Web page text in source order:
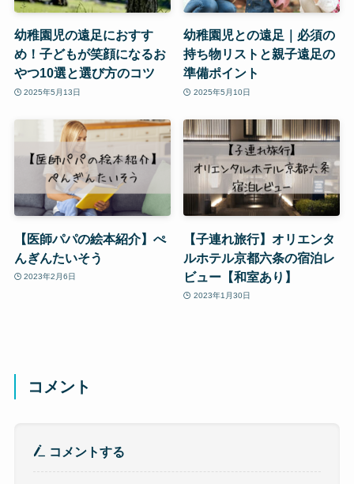
幼稚園児の遠足におすす
め！子どもが笑顔になるお
やつ10選と選び方のコツ
2025年5月13日
幼稚園児との遠足｜必須の
持ち物リストと親子遠足の
準備ポイント
2025年5月10日
【医師パパの絵本紹介】ぺ
んぎんたいそう
2023年2月6日
【子連れ旅行】オリエンタ
ルホテル京都六条の宿泊レ
ビュー【和室あり】
2023年1月30日
コメント
コメントする